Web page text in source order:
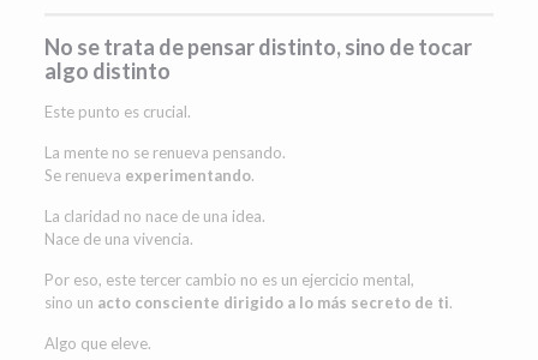
No se trata de pensar distinto, sino de tocar
algo distinto
Este punto es crucial.
La mente no se renueva pensando.
Se renueva experimentando.
La claridad no nace de una idea.
Nace de una vivencia.
Por eso, este tercer cambio no es un ejercicio mental,
sino un acto consciente dirigido a lo más secreto de ti.
Algo que eleve.